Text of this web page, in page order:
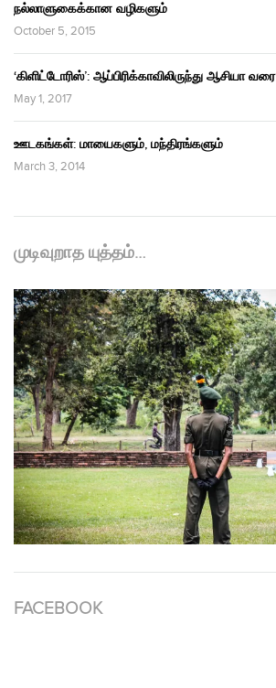
நல்லாளுகைக்கான வழிகளும்
October 5, 2015
‘கிளிட்டோரிஸ்’: ஆப்பிரிக்காவிலிருந்து ஆசியா வரை
May 1, 2017
ஊடகங்கள்: மாயைகளும், மந்திரங்களும்
March 3, 2014
முடிவுறாத யுத்தம்…
FACEBOOK